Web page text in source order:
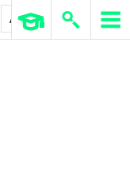
AirPods Pro 3